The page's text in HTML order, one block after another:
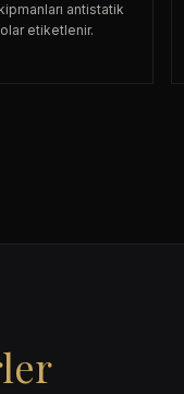
antistatik
etiketlenir.